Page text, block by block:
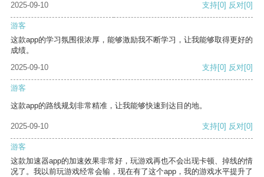
2025-09-10
支持[0] 反对[0]
游客
这款app的学习氛围很浓厚，能够激励我不断学习，让我能够取得更好的
成绩。
2025-09-10
支持[0] 反对[0]
游客
这款app的路线规划非常精准，让我能够快速到达目的地。
2025-09-10 支持[0] 反对[0]
游客
这款加速器app的加速效果非常好，玩游戏再也不会出现卡顿、掉线的情
况了。我以前玩游戏经常会输，现在有了这个app，我的游戏水平提升了